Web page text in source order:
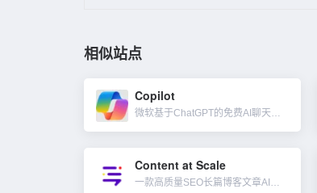
相似站点
Copilot
微软基于ChatGPT的免费AI聊天工具，有免费版及付费版，可以根据文本生成图像。与其它AI工具类似，它具备这些功能：与用户进行自然语言对话、回答用户提出的各种问题、生成不同风格的文本内容（诗歌、代码...
Content at Scale
一款高质量SEO长篇博客文章AI内容生成工具。在几分钟内针对任何利基行业生成长篇、原创、无法检测的 SEO 博文，无需再外包写手进行内容创建、其它的 AI 编写器或用 ChatGPT 生成长文章的低效...